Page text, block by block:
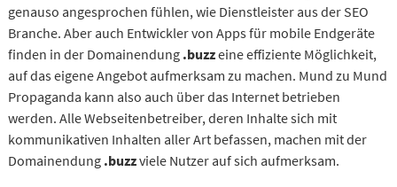
genauso angesprochen fühlen, wie Dienstleister aus der SEO
Branche. Aber auch Entwickler von Apps für mobile Endgeräte
finden in der Domainendung .buzzeine effiziente Möglichkeit,
auf das eigene Angebot aufmerksam zu machen. Mund zu Mund
Propaganda kann also auch über das Internet betrieben
werden. Alle Webseitenbetreiber, deren Inhalte sich mit
kommunikativen Inhalten aller Art befassen, machen mit der
Domainendung .buzzviele Nutzer auf sich aufmerksam.